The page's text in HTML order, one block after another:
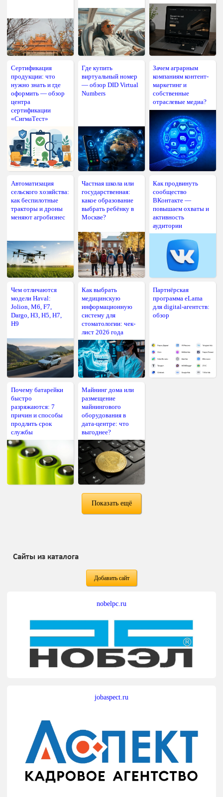
Сертификация
продукции: что
нужно знать и где
оформить — обзор
центра
сертификации
«СигмаТест»
Где купить
виртуальный номер
— обзор DID Virtual
Numbers
Зачем аграрным
компаниям контент-
маркетинг и
собственные
отраслевые медиа?
Автоматизация
сельского хозяйства:
как беспилотные
тракторы и дроны
меняют агробизнес
Частная школа или
государственная:
какое образование
выбрать ребёнку в
Москве?
Как продвинуть
сообщество
ВКонтакте —
повышаем охваты и
активность
аудитории
Чем отличаются
модели Haval:
Jolion, M6, F7,
Dargo, H3, H5, H7,
H9
Как выбрать
медицинскую
информационную
систему для
стоматологии: чек-
лист 2026 года
Партнёрская
программа eLama
для digital-агентств:
обзор
Почему батарейки
быстро
разряжаются: 7
причин и способы
продлить срок
службы
Майнинг дома или
размещение
майнингового
оборудования в
дата-центре: что
выгоднее?
Показать ещё
Сайты из каталога
Добавить сайт
nobelpc.ru
jobaspect.ru